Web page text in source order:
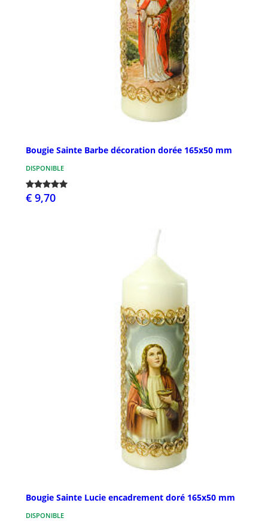
Bougie Sainte Barbe décoration dorée 165x50 mm
DISPONIBLE
€ 9,70
Bougie Sainte Lucie encadrement doré 165x50 mm
DISPONIBLE